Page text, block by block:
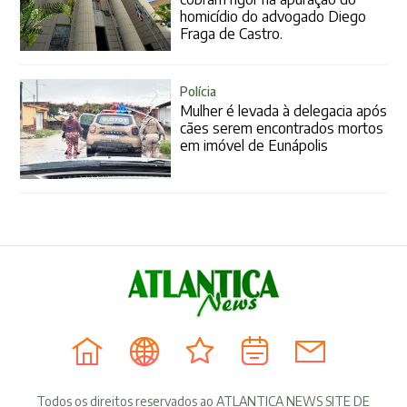
homicídio do advogado Diego
Fraga de Castro.
Polícia
Mulher é levada à delegacia após
cães serem encontrados mortos
em imóvel de Eunápolis
Todos os direitos reservados ao ATLANTICA NEWS SITE DE